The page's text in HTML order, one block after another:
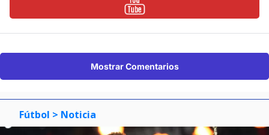
Mostrar Comentarios
Fútbol > Noticia